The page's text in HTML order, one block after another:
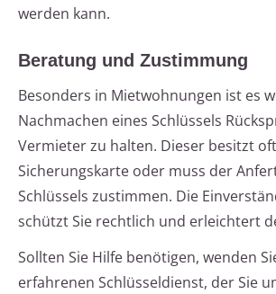
werden kann.
Beratung und Zustimmung
Besonders in Mietwohnungen ist es
Nachmachen eines Schlüssels
Vermieter zu halten. Dieser besitzt
Sicherungskarte oder muss der
Schlüssels zustimmen. Die
schützt Sie rechtlich und erleichtert
Sollten Sie Hilfe benötigen, wenden
erfahrenen Schlüsseldienst, der Sie